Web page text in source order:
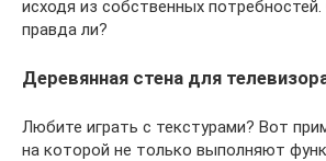
исходя из собственных
правда ли?
Деревянная стена для
Любите играть с текстурами? Вот
на которой не только выполняют